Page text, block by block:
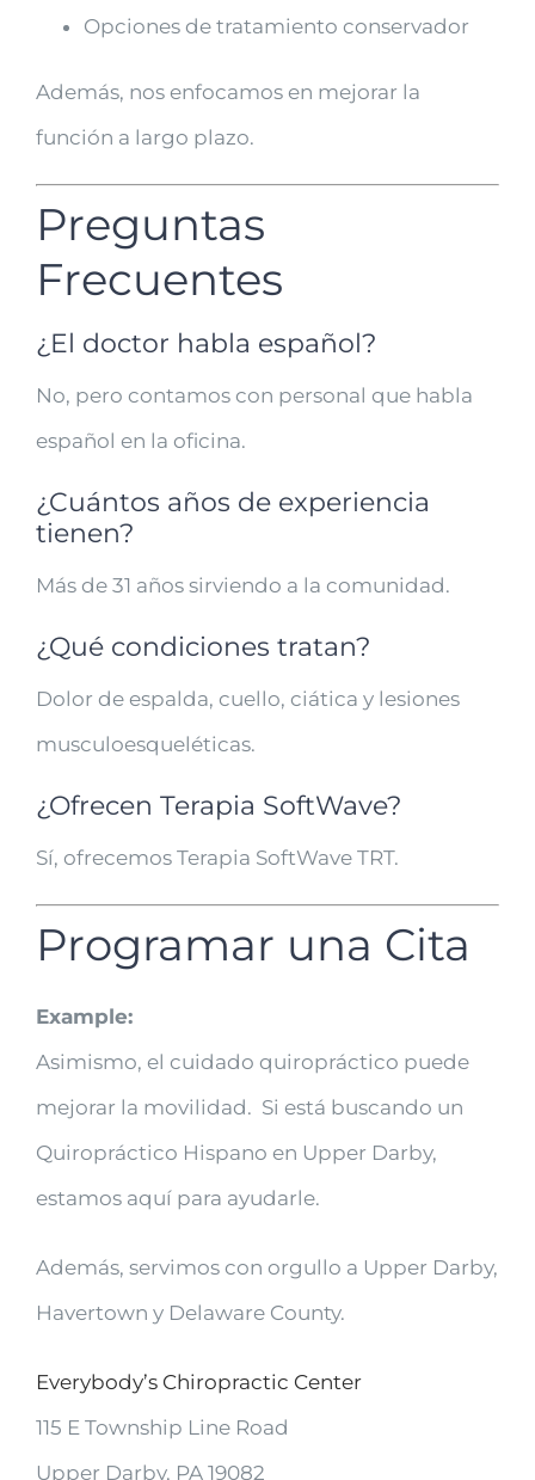
Opciones de tratamiento conservador
Además, nos enfocamos en mejorar la
función a largo plazo.
Preguntas
Frecuentes
¿El doctor habla español?
No, pero contamos con personal que habla
español en la oficina.
¿Cuántos años de experiencia
tienen?
Más de 31 años sirviendo a la comunidad.
¿Qué condiciones tratan?
Dolor de espalda, cuello, ciática y lesiones
musculoesqueléticas.
¿Ofrecen Terapia SoftWave?
Sí, ofrecemos Terapia SoftWave TRT.
Programar una Cita
Example:
Asimismo, el cuidado quiropráctico puede
mejorar la movilidad. Si está buscando un
Quiropráctico Hispano en Upper Darby,
estamos aquí para ayudarle.
Además, servimos con orgullo a Upper Darby,
Havertown y Delaware County.
Everybody’s Chiropractic Center
115 E Township Line Road
Upper Darby, PA 19082